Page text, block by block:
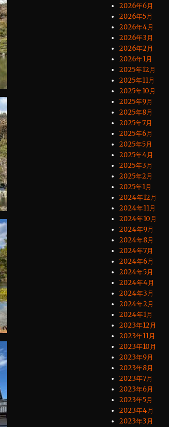
2026年6月
2026年5月
2026年4月
2026年3月
2026年2月
2026年1月
2025年12月
2025年11月
2025年10月
2025年9月
2025年8月
2025年7月
2025年6月
2025年5月
2025年4月
2025年3月
2025年2月
2025年1月
2024年12月
2024年11月
2024年10月
2024年9月
2024年8月
2024年7月
2024年6月
2024年5月
2024年4月
2024年3月
2024年2月
2024年1月
2023年12月
2023年11月
2023年10月
2023年9月
2023年8月
2023年7月
2023年6月
2023年5月
2023年4月
2023年3月